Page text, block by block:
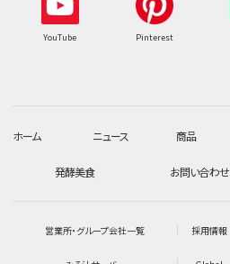
YouTube Pinterest
ホーム ニュース 商品
発酵美食 お問い合わせ
営業所・グループ会社一覧 採用情報